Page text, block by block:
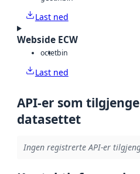
Last ned
Webside ECW
octetbin
Last ned
API-er som
datasettet
Ingen registrerte API-er